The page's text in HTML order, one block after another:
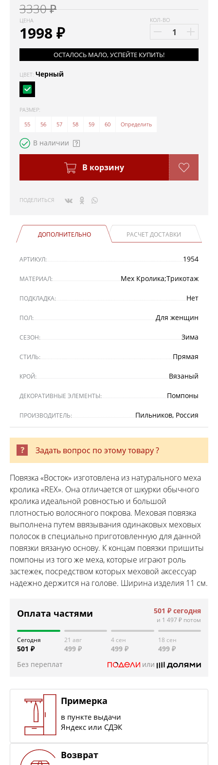
3330 ₽
ЦЕНА
1998 ₽
КОЛ-ВО
ОСТАЛОСЬ МАЛО, УСПЕЙТЕ КУПИТЬ!
ЦВЕТ: Черный
РАЗМЕР:
55
56 57 58 59 60 Определить
В наличии
В корзину
ПОДЕЛИТЬСЯ
ДОПОЛНИТЕЛЬНО РАСЧЕТ ДОСТАВКИ
АРТИКУЛ: 1954
МАТЕРИАЛ: Мех Кролика;Трикотаж
ПОДКЛАДКА: Нет
ПОЛ: Для женщин
СЕЗОН: Зима
СТИЛЬ: Прямая
КРОЙ: Вязаный
ДЕКОРАТИВНЫЕ ЭЛЕМЕНТЫ: Помпоны
ПРОИЗВОДИТЕЛЬ: Пильников, Россия
Задать вопрос по этому товару ?
Повязка «Восток» изготовлена из натурального меха
кролика «REX». Она отличается от шкурки обычного
кролика идеальной ровностью и большой
плотностью волосяного покрова. Меховая повязка
выполнена путем ввязывания одинаковых меховых
полосок в специально приготовленную для данной
повязки вязаную основу. К концам повязки пришиты
помпоны из того же меха, которые играют роль
застежек, посредством которых меховой аксессуар
надежно держится на голове. Ширина изделия 11 см.
Оплата частями 501 ₽ сегодня
и 1 497 ₽ потом
Сегодня
501 ₽
21 авг
499 ₽
4 сен
499 ₽
18 сен
499 ₽
Без переплат
или
Примерка
в пункте выдачи
Яндекс или СДЭК
Возврат